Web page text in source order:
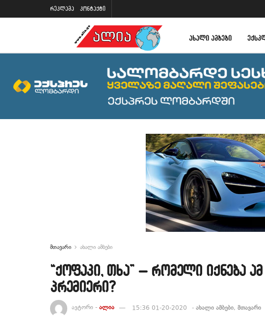
რეკლამა კონტაქტი
ᲐᲮᲐᲚᲘ ᲐᲛᲑᲔᲑᲘ
მთავარი ახალი ამბები
“ქოფაკი, თხა” – რომელი იქნება
პრემიერი?
ავტორი - ალია 15:36 01-20-2020 - ახალი ამბები, მთავარი